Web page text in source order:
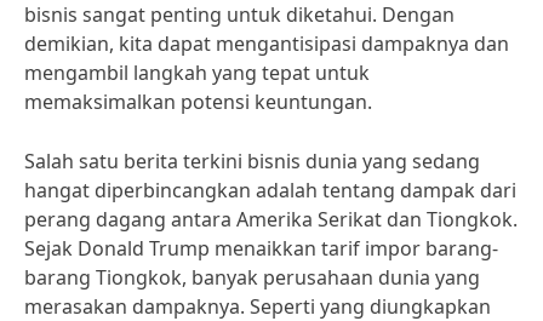
bisnis sangat penting untuk diketahui. Dengan
demikian, kita dapat mengantisipasi dampaknya dan
mengambil langkah yang tepat untuk
memaksimalkan potensi keuntungan.
Salah satu berita terkini bisnis dunia yang sedang
hangat diperbincangkan adalah tentang dampak dari
perang dagang antara Amerika Serikat dan Tiongkok.
Sejak Donald Trump menaikkan tarif impor barang-
barang Tiongkok, banyak perusahaan dunia yang
merasakan dampaknya. Seperti yang diungkapkan